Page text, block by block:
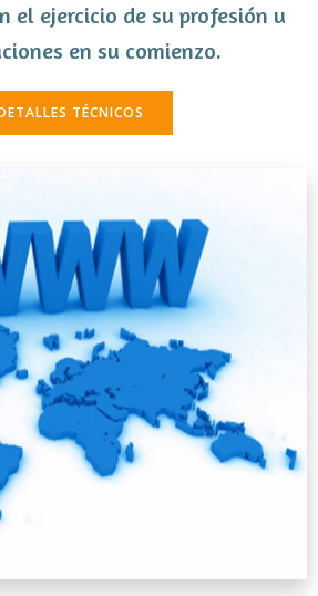
el ejercicio de su profesión u
en su comienzo.
TÉCNICOS